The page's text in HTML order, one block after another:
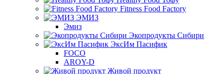
Fitness Food Factory
ЭМИЗ
Эмиз
Экопродукты Сибири
ЭксИм Пасифик
FOCO
AROY-D
Живой продукт